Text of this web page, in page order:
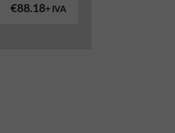
€88.18+ IVA